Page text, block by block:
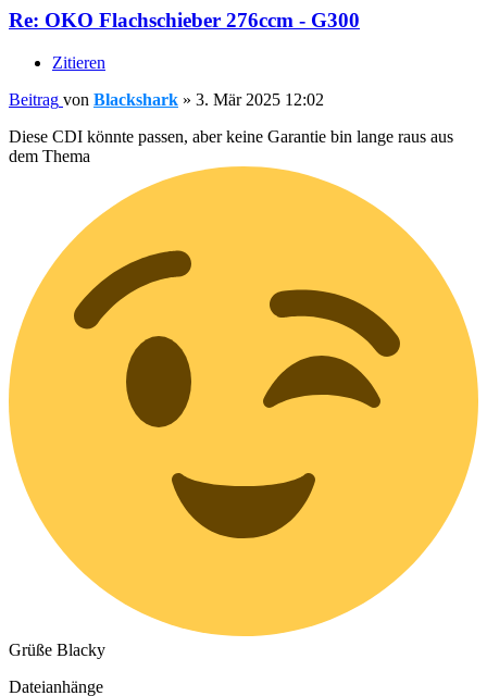
Re: OKO Flachschieber 276ccm - G300
Zitieren
Beitrag von Blackshark » 3. Mär 2025 12:02
Diese CDI könnte passen, aber keine Garantie bin lange raus aus
dem Thema
Grüße Blacky
Dateianhänge